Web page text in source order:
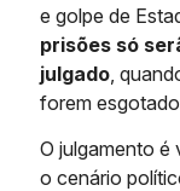
e golpe de
prisões só
julgado ,
forem
O julgamento é
o cenário